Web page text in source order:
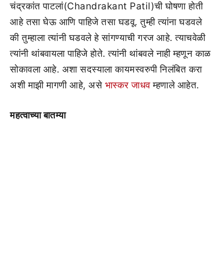
चंद्रकांत पाटलां(Chandrakant Patil)ची घोषणा होती
आहे तसा घेऊ आणि पाहिजे तसा घडवू. तुम्ही त्यांना घडवले
की तुम्हाला त्यांनी घडवले हे सांगण्याची गरज आहे. त्याचवेळी
त्यांनी थांबवायला पाहिजे होते. त्यांनी थांबवले नाही म्हणून काळ
सोकावला आहे. अशा सदस्याला कायमस्वरुपी निलंबित करा
अशी माझी मागणी आहे, असे भास्कर जाधवम्हणाले आहेत.
महत्वाच्या बातम्या